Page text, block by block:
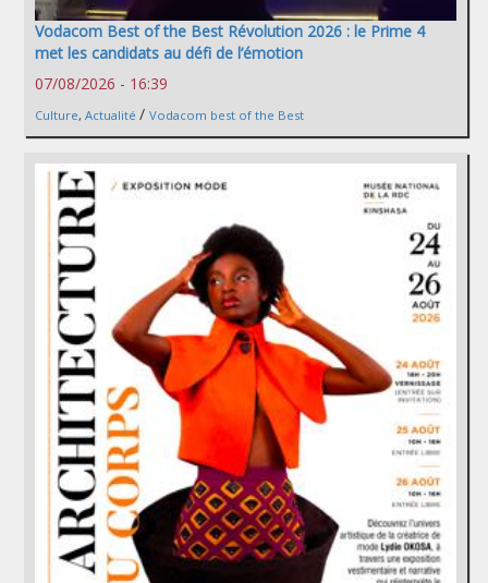
Vodacom Best of the Best Révolution 2026 : le Prime 4
met les candidats au défi de l’émotion
07/08/2026 - 16:39
Culture, Actualité / Vodacom best of the Best